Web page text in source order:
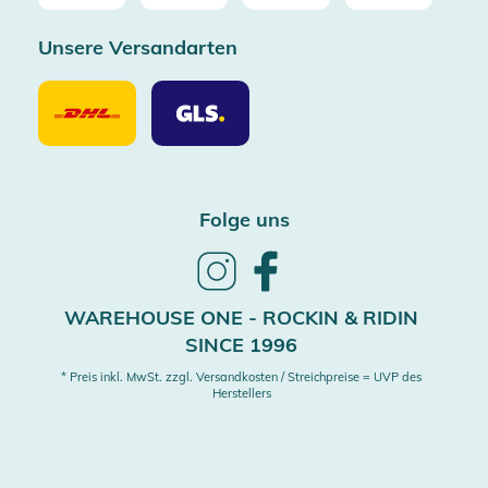
Unsere Versandarten
Unsere
Versandarten
DHL
Unsere
Versandarten
GLS
Folge uns
Follow
InstagramFacebook
WAREHOUSE ONE - ROCKIN & RIDIN
SINCE 1996
* Preis inkl. MwSt. zzgl. Versandkosten / Streichpreise = UVP des
Herstellers